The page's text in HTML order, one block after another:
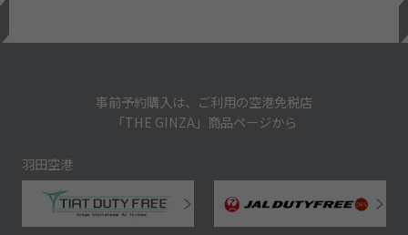
事前予約購入は、ご利用の空港免税店
「THE GINZA」商品ページから
羽田空港